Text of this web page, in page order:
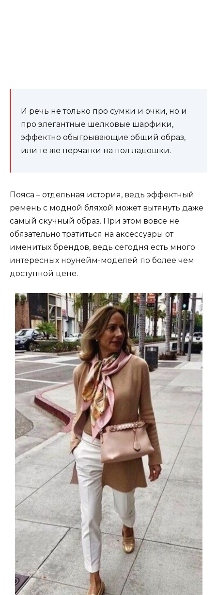
И речь не только про сумки и очки, но и
про элегантные шелковые шарфики,
эффектно обыгрывающие общий образ,
или те же перчатки на пол ладошки.
Пояса – отдельная история, ведь эффектный
ремень с модной бляхой может вытянуть даже
самый скучный образ. При этом вовсе не
обязательно тратиться на аксессуары от
именитых брендов, ведь сегодня есть много
интересных ноунейм-моделей по более чем
доступной цене.